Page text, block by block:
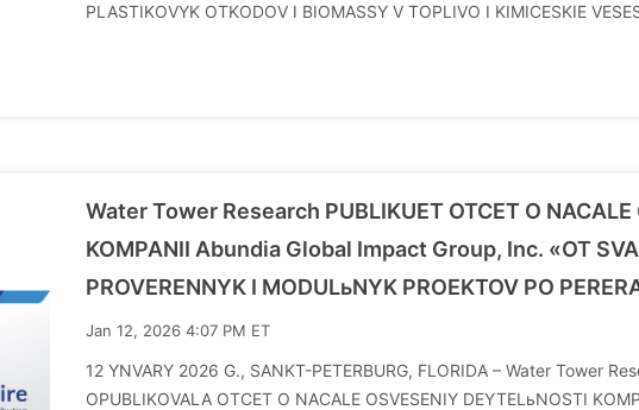
PLASTIKOVYK OTKODOV I BIOMASSY V TOPLIVO I KIMICESKIE
Water Tower Research PUBLIKUET OTCET O
KOMPANII Abundia Global Impact Group, Inc. «OT
PROVERENNYK I MODULьNYK PROEKTOV PO
Jan 12, 2026 4:07 PM ET
12 YNVARY 2026 G., SANKT-PETERBURG, FLORIDA – Water Tower
OPUBLIKOVALA OTCET O NACALE OSVESENIY DEYTELьNOSTI